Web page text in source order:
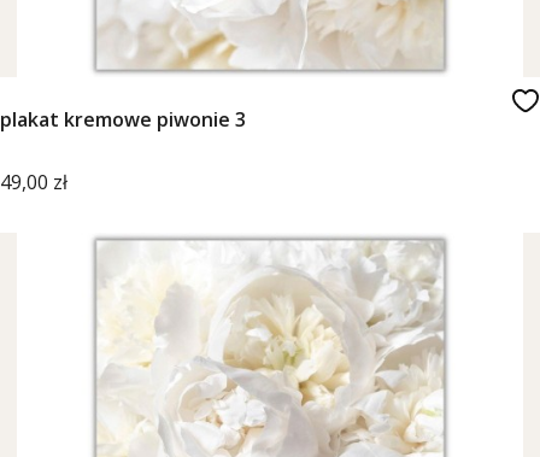
plakat kremowe piwonie 3
Cena
49,00 zł